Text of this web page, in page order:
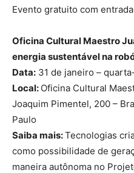
Evento gratuito com
Oficina Cultural Maestro
energia sustentável na
Data: 31 de janeiro –
Local: Oficina Cultural
Joaquim Pimentel, 200 –
Paulo
Saiba mais:Tecnologias
como possibilidade de
maneira autônoma no